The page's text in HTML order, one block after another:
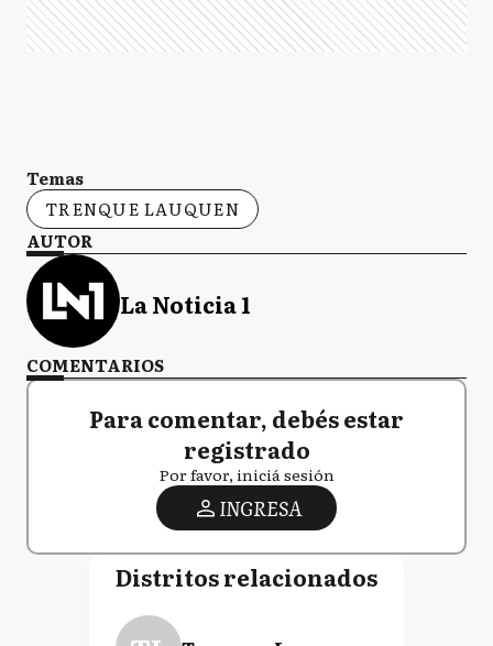
Temas
TRENQUE LAUQUEN
AUTOR
La Noticia 1
COMENTARIOS
Para comentar, debés estar
registrado
Por favor, iniciá sesión
INGRESA
Distritos relacionados